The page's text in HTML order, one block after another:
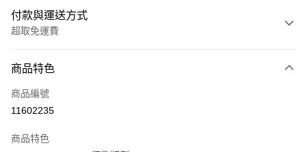
付款與運送方式
超取免運費
信用卡一次付款
LINE Pay
商品特色
商品編號
11602235
商品特色